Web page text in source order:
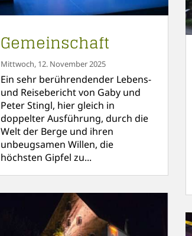
Gemeinschaft
Mittwoch, 12. November 2025
Ein sehr berührendender Lebens-
und Reisebericht von Gaby und
Peter Stingl, hier gleich in
doppelter Ausführung, durch die
Welt der Berge und ihren
unbeugsamen Willen, die
höchsten Gipfel zu...